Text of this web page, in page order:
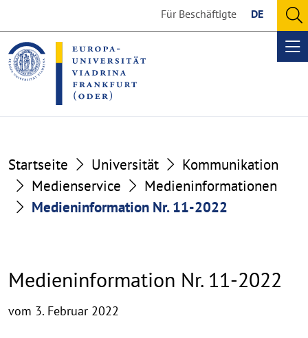
the
content
section
the
footer
section
Für Beschäftigte DE
Startseite Universität
Kommunikation
Medienservice
Medieninformationen
Medieninformation Nr. 11-2022
Medieninformation Nr. 11-2022
vom 3. Februar 2022